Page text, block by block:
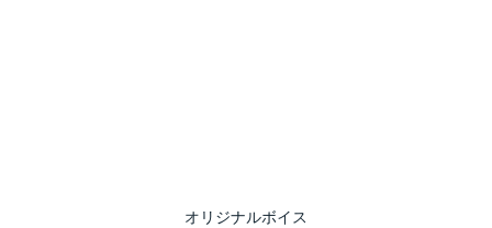
オリジナルボイス